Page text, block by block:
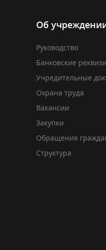
Об
Руководство
Банковские
Учредительные
Охрана труда
Вакансии
Закупки
Обращения
Структура